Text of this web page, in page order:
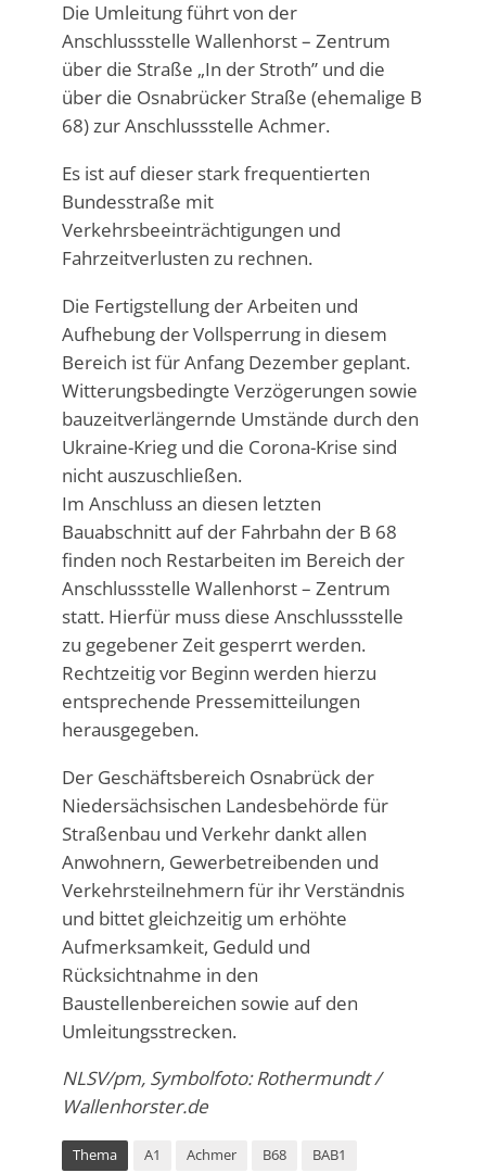
Die Umleitung führt von der
Anschlussstelle Wallenhorst – Zentrum
über die Straße „In der Stroth” und die
über die Osnabrücker Straße (ehemalige B
68) zur Anschlussstelle Achmer.
Es ist auf dieser stark frequentierten
Bundesstraße mit
Verkehrsbeeinträchtigungen und
Fahrzeitverlusten zu rechnen.
Die Fertigstellung der Arbeiten und
Aufhebung der Vollsperrung in diesem
Bereich ist für Anfang Dezember geplant.
Witterungsbedingte Verzögerungen sowie
bauzeitverlängernde Umstände durch den
Ukraine-Krieg und die Corona-Krise sind
nicht auszuschließen.
Im Anschluss an diesen letzten
Bauabschnitt auf der Fahrbahn der B 68
finden noch Restarbeiten im Bereich der
Anschlussstelle Wallenhorst – Zentrum
statt. Hierfür muss diese Anschlussstelle
zu gegebener Zeit gesperrt werden.
Rechtzeitig vor Beginn werden hierzu
entsprechende Pressemitteilungen
herausgegeben.
Der Geschäftsbereich Osnabrück der
Niedersächsischen Landesbehörde für
Straßenbau und Verkehr dankt allen
Anwohnern, Gewerbetreibenden und
Verkehrsteilnehmern für ihr Verständnis
und bittet gleichzeitig um erhöhte
Aufmerksamkeit, Geduld und
Rücksichtnahme in den
Baustellenbereichen sowie auf den
Umleitungsstrecken.
NLSV/pm, Symbolfoto: Rothermundt /
Wallenhorster.de
Thema A1 Achmer B68 BAB1